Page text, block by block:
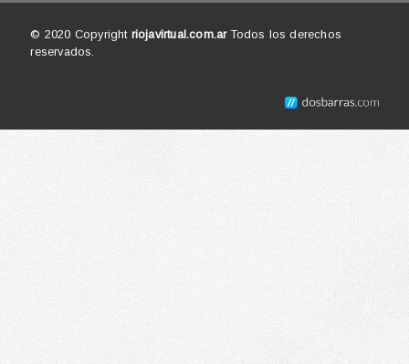
© 2020 Copyright riojavirtual.com.arTodos los derechos
reservados.